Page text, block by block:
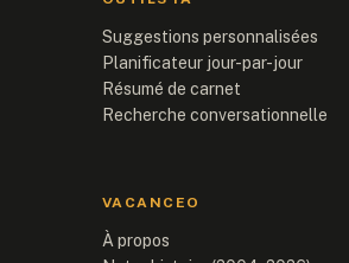
Suggestions personnalisées
Planificateur jour-par-jour
Résumé de carnet
Recherche conversationnelle
VACANCEO
À propos